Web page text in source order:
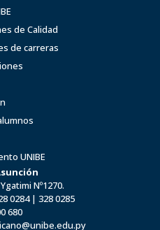
de Calidad
de carreras
UNIBE
Nº1270.
0284| 328 0285
680